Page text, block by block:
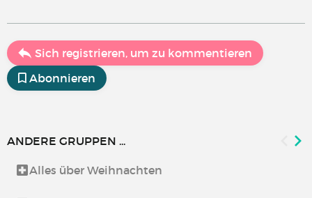
Sich registrieren, um zu kommentieren
Abonnieren
ANDERE GRUPPEN ...
Alles über Weihnachten